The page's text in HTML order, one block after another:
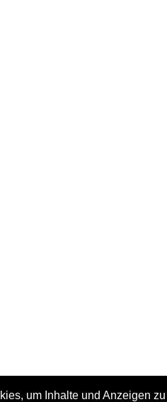
um Inhalte und Anzeigen